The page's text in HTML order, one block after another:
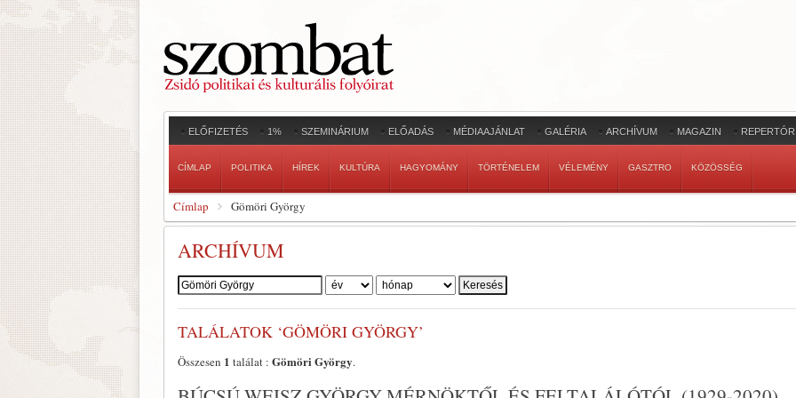
ELŐFIZETÉS 1% SZEMINÁRIUM ELŐADÁS MÉDIAAJÁNLAT GALÉRIA ARCHÍVUM MAGAZIN
CÍMLAP POLITIKA HÍREK KULTÚRA HAGYOMÁNY TÖRTÉNELEM VÉLEMÉNY GASZTRO KÖZÖSSÉG
Címlap Gömöri György
ARCHÍVUM
Szerző:
TALÁLATOK ‘GÖMÖRI GYÖRGY’
Összesen 1 találat : Gömöri György.